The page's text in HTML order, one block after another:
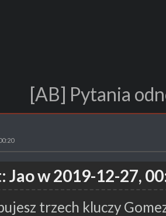
[AB] Pytania
Jao w 2019-12-27,
trzech kluczy